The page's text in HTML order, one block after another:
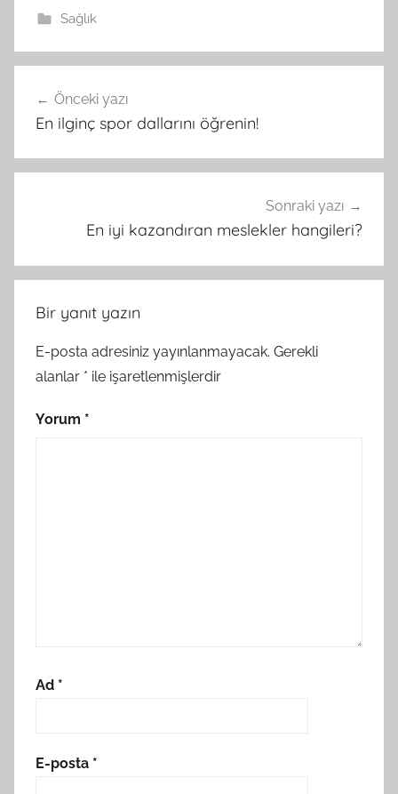
Sağlık
gezinmesi
Önceki yazı
En ilginç spor dallarını öğrenin!
Sonraki yazı
En iyi kazandıran meslekler hangileri?
Bir yanıt yazın
E-posta adresiniz yayınlanmayacak. Gerekli
alanlar * ile işaretlenmişlerdir
Yorum *
Ad *
E-posta *